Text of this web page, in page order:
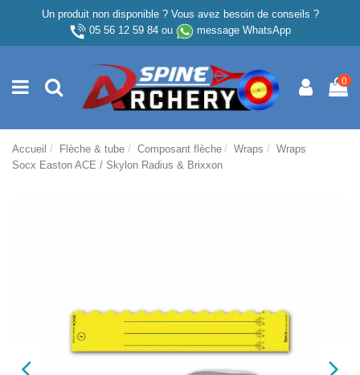
Un produit non disponible ? Vous avez besoin de conseils ?
05 56 12 59 84ou message WhatsApp
0
Accueil Flèche & tube Composant flèche Wraps
Wraps
Socx Easton ACE / Skylon Radius & Brixxon